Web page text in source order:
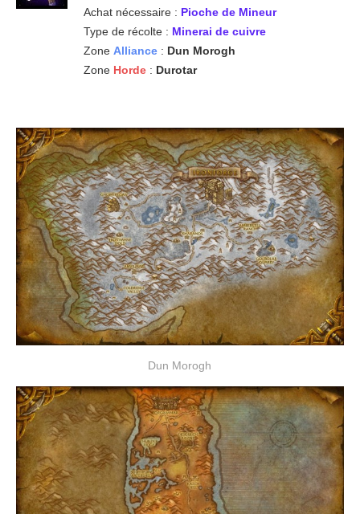
Achat nécessaire : Pioche de Mineur
Type de récolte : Minerai de cuivre
Zone Alliance : Dun Morogh
Zone Horde : Durotar
Dun Morogh